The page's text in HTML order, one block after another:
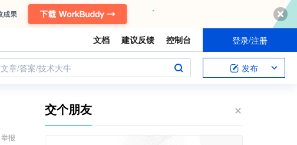
文档 建议反馈 控制台 登录/注册
文章/答案/技术大牛 发布
举报
交个朋友